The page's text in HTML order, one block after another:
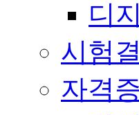
디
시험
자격